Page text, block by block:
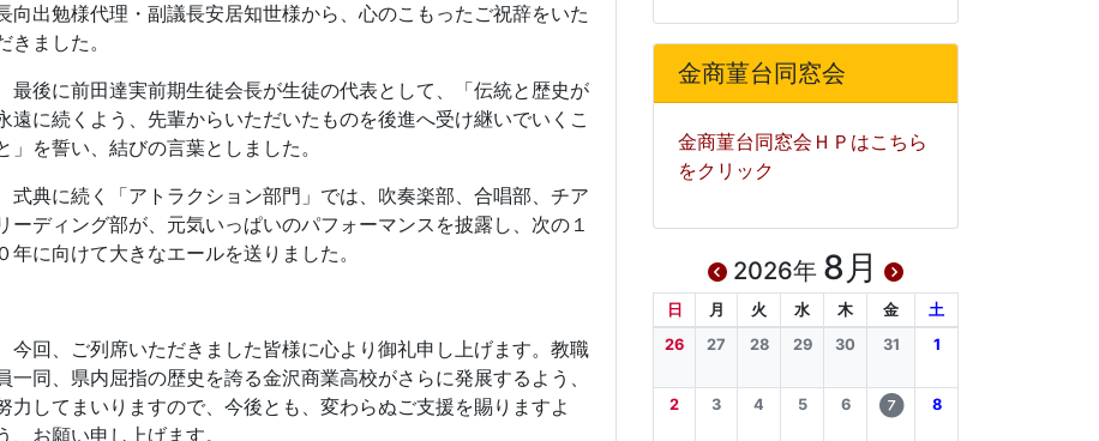
向出勉様代理・副議長安居知世様から、心のこもったご祝辞をいた
きました。
最後に前田達実前期生徒会長が生徒の代表として、「伝統と歴史が
遠に続くよう、先輩からいただいたものを後進へ受け継いでいくこ
」を誓い、結びの言葉としました。
式典に続く「アトラクション部門」では、吹奏楽部、合唱部、チア
ーディング部が、元気いっぱいのパフォーマンスを披露し、次の１
年に向けて大きなエールを送りました。
今回、ご列席いただきました皆様に心より御礼申し上げます。教職
一同、県内屈指の歴史を誇る金沢商業高校がさらに発展するよう、
力してまいりますので、今後とも、変わらぬご支援を賜りますよ
、お願い申し上げます。
金商菫台同窓会
金商菫台同窓会ＨＰはこちら
をクリック
2026年 8月
日 月 火 水 木 金
土
26
27 28 29 30 31 1
2 3 4 5 6 7 8